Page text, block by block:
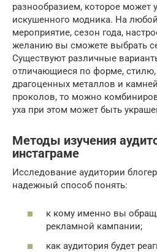
разнообразием, которое может
искушенного модника. На
мероприятие, сезон года,
желанию вы сможете выбрать
Существуют различные
отличающиеся по форме,
драгоценных металлов и
проколов, то можно
уха при этом может быть
Методы изучения
инстаграме
Исследование аудитории
надежный способ понять:
к кому именно вы
рекламной кампании;
как аудитория будет